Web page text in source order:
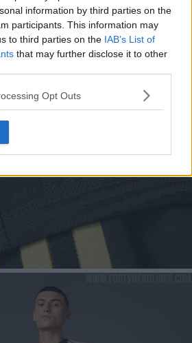
information by third parties on the
participants. This information may
to third parties on the IAB’s List of
that may further disclose it to other
Opt Outs